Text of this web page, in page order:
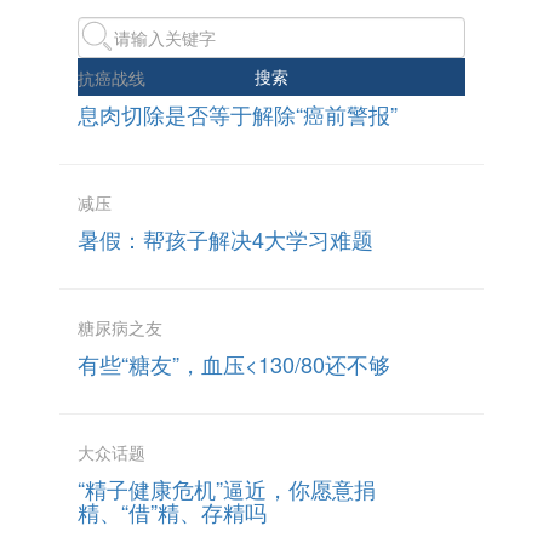
搜索
抗癌战线
息肉切除是否等于解除“癌前警报”
减压
暑假：帮孩子解决4大学习难题
糖尿病之友
有些“糖友”，血压<130/80还不够
大众话题
“精子健康危机”逼近，你愿意捐
精、“借”精、存精吗